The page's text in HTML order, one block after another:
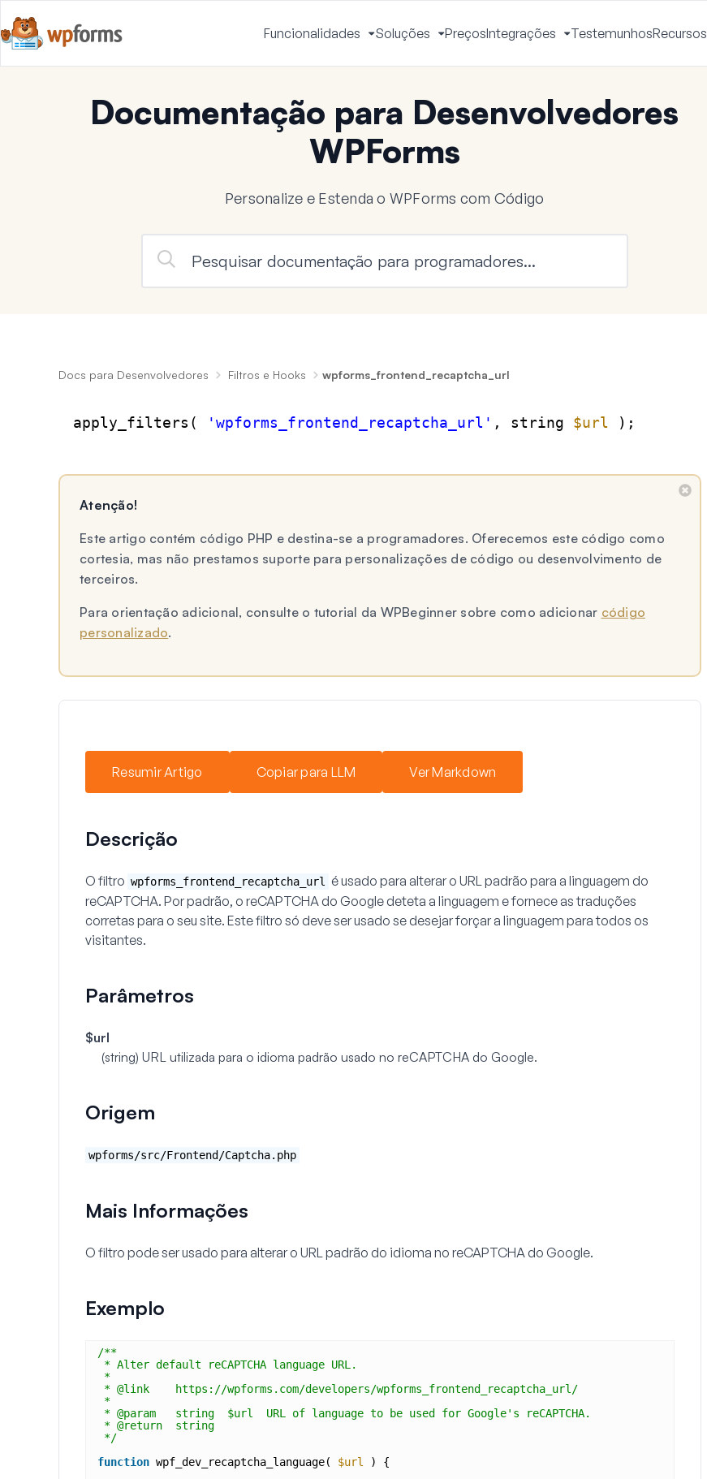
Funcionalidades
Ativar
Menu
Soluções
Ativar
Menu
PreçosIntegrações
Ativar
Menu
TestemunhosRecursos
Documentação para Desenvolvedores
WPForms
Personalize e Estenda o WPForms com Código
Docs para Desenvolvedores Filtros e Hooks wpforms_frontend_recaptcha_url
apply_filters( 'wpforms_frontend_recaptcha_url' , string $url );
Atenção!
Este artigo contém código PHP e destina-se a programadores. Oferecemos este código como
cortesia, mas não prestamos suporte para personalizações de código ou desenvolvimento de
terceiros.
Para orientação adicional, consulte o tutorial da WPBeginner sobre como adicionar código
personalizado.
Resumir Artigo Copiar para LLM Ver Markdown
Descrição
O filtro wpforms_frontend_recaptcha_url
é usado para alterar o URL padrão para a linguagem do
reCAPTCHA. Por padrão, o reCAPTCHA do Google deteta a linguagem e fornece as traduções
corretas para o seu site. Este filtro só deve ser usado se desejar forçar a linguagem para todos os
visitantes.
Parâmetros
$url
(string) URL utilizada para o idioma padrão usado no reCAPTCHA do Google.
Origem
wpforms/src/Frontend/Captcha.php
Mais Informações
O filtro pode ser usado para alterar o URL padrão do idioma no reCAPTCHA do Google.
Exemplo
/**
* Alter default reCAPTCHA language URL.
*
* @link    https://wpforms.com/developers/wpforms_frontend_recaptcha_url/
*
* @param   string  $url  URL of language to be used for Google's reCAPTCHA.
* @return  string
*/
function wpf_dev_recaptcha_language( $url
) {